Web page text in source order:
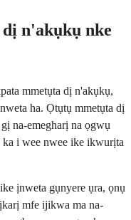
n'akụkụ nke
mmetụta dị n'akụkụ,
ha. Ọtụtụ mmetụta dị
na-emegharị na ọgwụ
ka i wee nwee ike ikwurịta
ịnweta gụnyere ụra, ọnụ
mfe ijikwa ma na-